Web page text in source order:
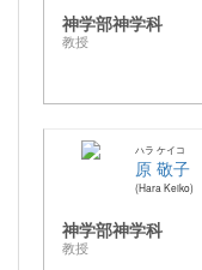
神学部神学科
教授
ハラ ケイコ
原 敬子
Hara Keiko
神学部神学科
教授